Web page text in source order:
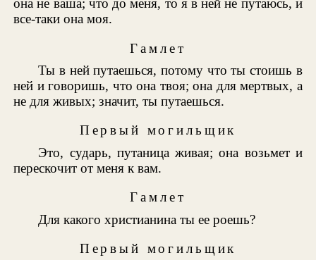
она не ваша; что до меня, то я в ней не путаюсь, и
все-таки она моя.
Гамлет
Ты в ней путаешься, потому что ты стоишь в
ней и говоришь, что она твоя; она для мертвых, а
не для живых; значит, ты путаешься.
Первый могильщик
Это, сударь, путаница живая; она возьмет и
перескочит от меня к вам.
Гамлет
Для какого христианина ты ее роешь?
Первый могильщик